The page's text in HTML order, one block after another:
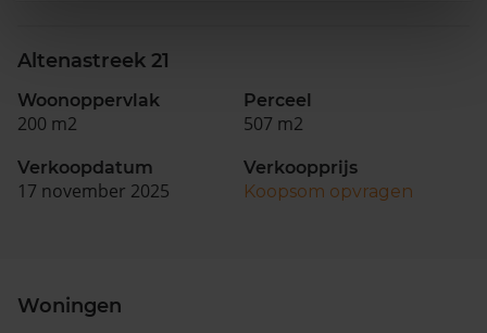
Altenastreek 21
Woonoppervlak
200 m2
Perceel
507 m2
Verkoopdatum
17 november 2025
Verkoopprijs
Koopsom opvragen
Woningen